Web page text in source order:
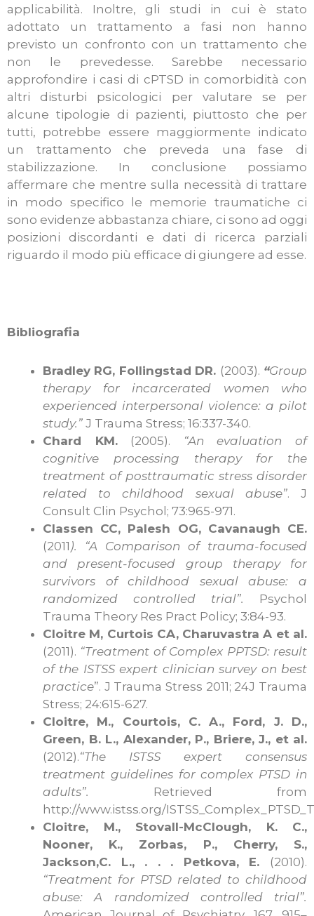
applicabilità. Inoltre, gli studi in cui è stato
adottato un trattamento a fasi non hanno
previsto un confronto con un trattamento che
non le prevedesse. Sarebbe necessario
approfondire i casi di cPTSD in comorbidità con
altri disturbi psicologici per valutare se per
alcune tipologie di pazienti, piuttosto che per
tutti, potrebbe essere maggiormente indicato
un trattamento che preveda una fase di
stabilizzazione. In conclusione possiamo
affermare che mentre sulla necessità di trattare
in modo specifico le memorie traumatiche ci
sono evidenze abbastanza chiare, ci sono ad oggi
posizioni discordanti e dati di ricerca parziali
riguardo il modo più efficace di giungere ad esse.
Bibliografia
Bradley RG, Follingstad DR. (2003). “Group
therapy for incarcerated women who
experienced interpersonal violence: a pilot
study.” J Trauma Stress; 16:337-340.
Chard KM.(2005).
“An evaluation of
cognitive processing therapy for the
treatment of posttraumatic stress disorder
related to childhood sexual abuse”. J
Consult Clin Psychol; 73:965-971.
Classen CC, Palesh OG, Cavanaugh CE.
(2011 ). “A Comparison of trauma-focused
and present-focused group therapy for
survivors of childhood sexual abuse: a
randomized controlled trial”. Psychol
Trauma Theory Res Pract Policy; 3:84-93.
Cloitre M, Curtois CA, Charuvastra A et al.
(2011). “Treatment of Complex PPTSD: result
of the ISTSS expert clinician survey on best
practice”. J Trauma Stress 2011; 24J Trauma
Stress; 24:615-627.
Cloitre, M., Courtois, C. A., Ford, J. D.,
Green, B. L., Alexander, P., Briere, J., et al.
(2012).“The ISTSS expert consensus
treatment guidelines for complex PTSD in
adults”. Retrieved from
http://www.istss.org/
Cloitre, M., Stovall-McClough, K. C.,
Nooner, K., Zorbas, P., Cherry, S.,
Jackson,C. L., . . . Petkova, E. (2010).
“Treatment for PTSD related to childhood
abuse: A randomized controlled trial”.